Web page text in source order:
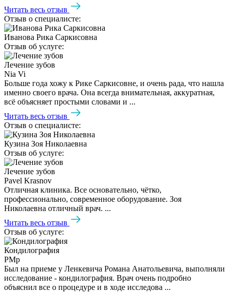
Читать весь отзыв
Отзыв о специалисте:
Иванова Рика Саркисовна
Отзыв об услуге:
Лечение зубов
Nia Vi
Больше года хожу к Рике Саркисовне, и очень рада, что нашла
именно своего врача. Она всегда внимательная, аккуратная,
всё объясняет простыми словами и ...
Читать весь отзыв
Отзыв о специалисте:
Кузина Зоя Николаевна
Отзыв об услуге:
Лечение зубов
Pavel Krasnov
Отличная клиника. Все основательно, чётко,
профессионально, современное оборудование. Зоя
Николаевна отличный врач. ...
Читать весь отзыв
Отзыв об услуге:
Кондилография
PMp
Был на приеме у Ленкевича Романа Анатольевича, выполняли
исследование - кондилография. Врач очень подробно
объяснил все о процедуре и в ходе исследова ...